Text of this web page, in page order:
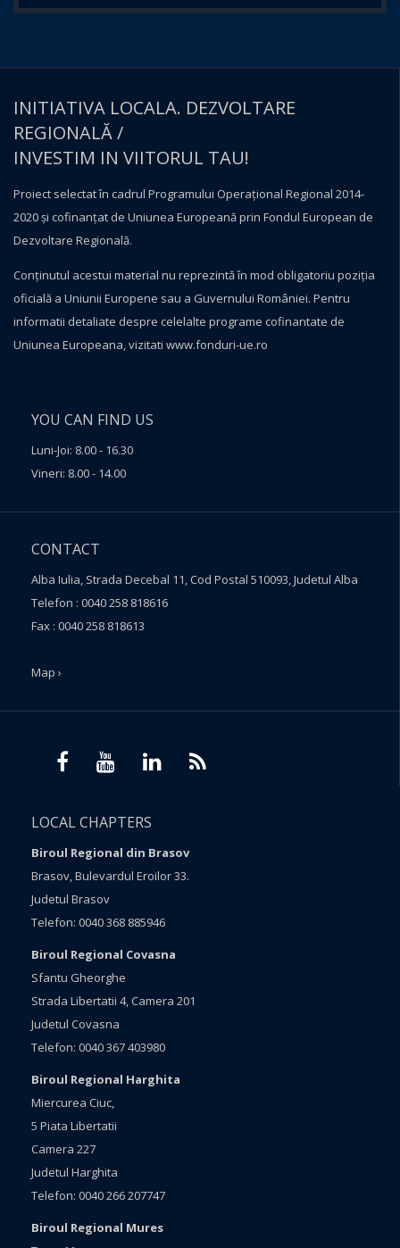
INITIATIVA LOCALA. DEZVOLTARE
REGIONALĂ /
INVESTIM IN VIITORUL TAU!
Proiect selectat în cadrul Programului Operațional Regional 2014-
2020 și cofinanțat de Uniunea Europeană prin Fondul European de
Dezvoltare Regională.
Conţinutul acestui material nu reprezintă în mod obligatoriu poziţia
oficială a Uniunii Europene sau a Guvernului României. Pentru
informatii detaliate despre celelalte programe cofinantate de
Uniunea Europeana, vizitati www.fonduri-ue.ro
YOU CAN FIND US
Luni-Joi: 8.00 - 16.30
Vineri: 8.00 - 14.00
CONTACT
Alba Iulia, Strada Decebal 11, Cod Postal 510093, Judetul Alba
Telefon : 0040 258 818616
Fax : 0040 258 818613
Map ›
LOCAL CHAPTERS
Biroul Regional din Brasov
Brasov, Bulevardul Eroilor 33.
Judetul Brasov
Telefon: 0040 368 885946
Biroul Regional Covasna
Sfantu Gheorghe
Strada Libertatii 4, Camera 201
Judetul Covasna
Telefon: 0040 367 403980
Biroul Regional Harghita
Miercurea Ciuc,
5 Piata Libertatii
Camera 227
Judetul Harghita
Telefon: 0040 266 207747
Biroul Regional Mures